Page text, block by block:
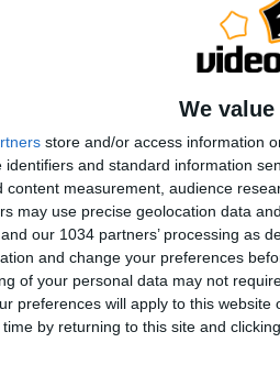
We
store and/or access information
identifiers and standard information
content measurement, audience
may use precise geolocation data
our 1034 partners’ processing as
and change your preferences
of your personal data may not
preferences will apply to this
by returning to this site and
di restare a lungo” | La presentazione del
🇮🇹 #Nazionale #Azzurri
Ranieri 🗣️ #Nazionale #Azzurri
carriera” | La presentazione del Direttore
direttore tecnico | L’annuncio di Malagò